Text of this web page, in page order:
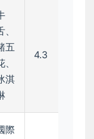
、
五
、
淇
4.3
際